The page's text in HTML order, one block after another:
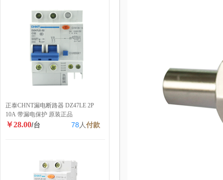
正泰CHNT漏电断路器 DZ47LE 2P
10A 带漏电保护 原装正品
￥28.00/台 78 人付款